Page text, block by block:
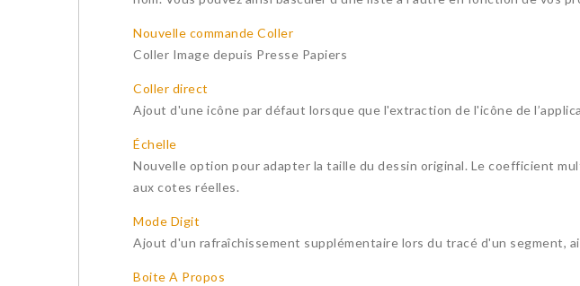
Nouvelle commande Coller
Coller Image depuis Presse Papiers
Coller direct
Ajout d'une icône par défaut lorsque que l'extraction de l'icône de
Échelle
Nouvelle option pour adapter la taille du dessin original. Le coefficient
aux cotes réelles.
Mode Digit
Ajout d'un rafraîchissement supplémentaire lors du tracé d'un segment,
Boite A Propos